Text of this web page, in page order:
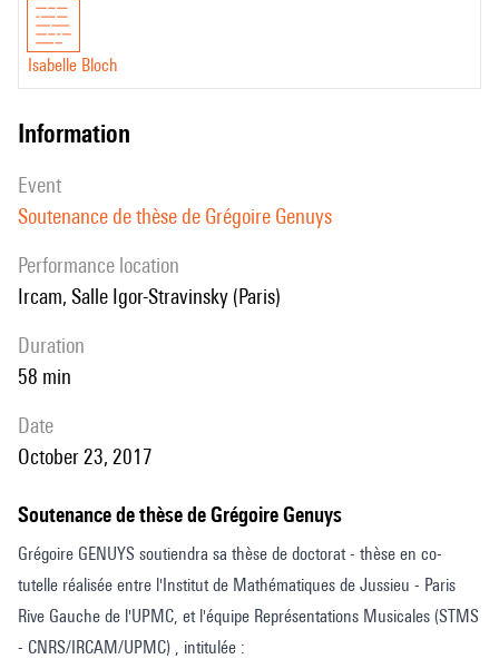
Isabelle Bloch
information
event
Soutenance de thèse de Grégoire Genuys
performance location
Ircam, Salle Igor-Stravinsky (Paris)
duration
58 min
date
October 23, 2017
Soutenance de thèse de Grégoire Genuys
Grégoire GENUYS soutiendra sa thèse de doctorat - thèse en co-
tutelle réalisée entre l'Institut de Mathématiques de Jussieu - Paris
Rive Gauche de l'UPMC, et l'équipe Représentations Musicales (STMS
- CNRS/IRCAM/UPMC) , intitulée :